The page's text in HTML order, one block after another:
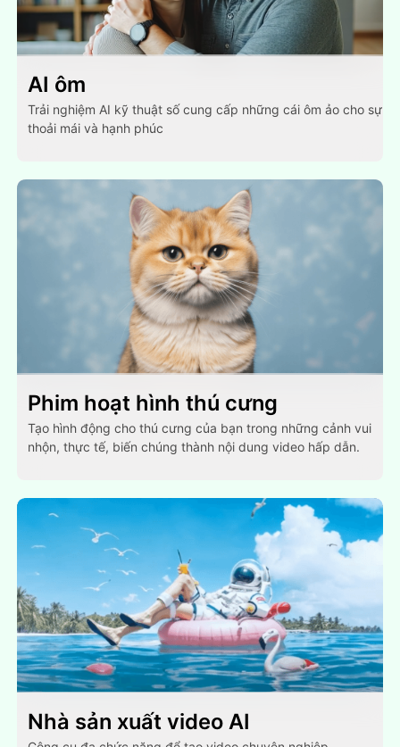
AI ôm
Trải nghiệm AI kỹ thuật số cung cấp những cái ôm ảo cho sự
thoải mái và hạnh phúc
Phim hoạt hình thú cưng
Tạo hình động cho thú cưng của bạn trong những cảnh vui
nhộn, thực tế, biến chúng thành nội dung video hấp dẫn.
Nhà sản xuất video AI